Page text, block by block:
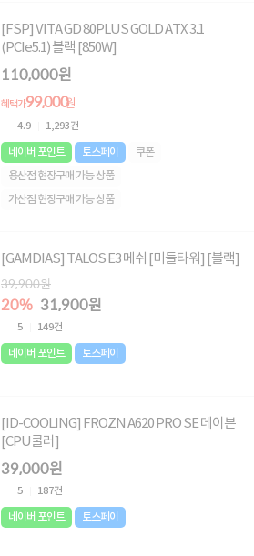
[FSP] VITA GD 80PLUS GOLD ATX 3.1
(PCIe5.1) 블랙 [850W]
110,000원
혜택가99,000원
4.9 1,293건
네이버 포인트 토스페이
쿠폰
용산점 현장구매 가능 상품
가산점 현장구매 가능 상품
[GAMDIAS] TALOS E3 메쉬 [미들타워] [블랙]
39,900원
20% 31,900원
5 149건
네이버 포인트 토스페이
[ID-COOLING] FROZN A620 PRO SE 데이븐
[CPU쿨러]
39,000원
5 187건
네이버 포인트 토스페이